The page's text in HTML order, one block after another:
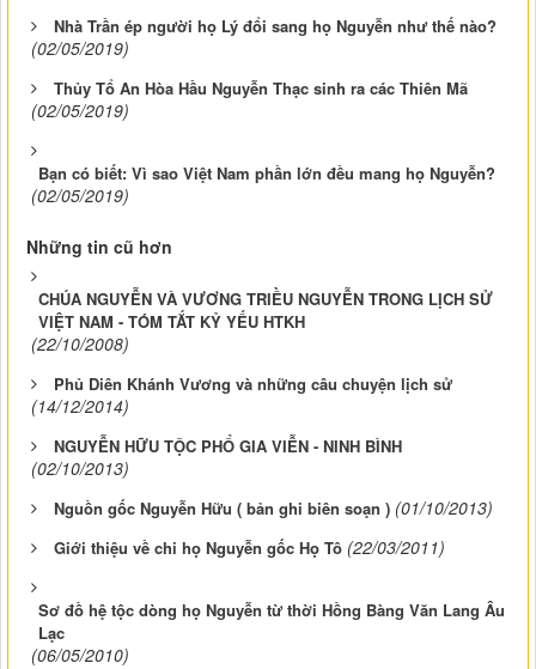
Nhà Trần ép người họ Lý đổi sang họ Nguyễn như thế nào?
(02/05/2019)
Thủy Tổ An Hòa Hầu Nguyễn Thạc sinh ra các Thiên Mã
(02/05/2019)
Bạn có biết: Vì sao Việt Nam phần lớn đều mang họ Nguyễn?
(02/05/2019)
Những tin cũ hơn
CHÚA NGUYỄN VÀ VƯƠNG TRIỀU NGUYỄN TRONG LỊCH SỬ
VIỆT NAM - TÓM TẮT KỶ YẾU HTKH
(22/10/2008)
Phủ Diên Khánh Vương và những câu chuyện lịch sử
(14/12/2014)
NGUYỄN HỮU TỘC PHỔ GIA VIỄN - NINH BÌNH
(02/10/2013)
Nguồn gốc Nguyễn Hữu ( bản ghi biên soạn ) (01/10/2013)
Giới thiệu về chi họ Nguyễn gốc Họ Tô (22/03/2011)
Sơ đồ hệ tộc dòng họ Nguyễn từ thời Hồng Bàng Văn Lang Âu
Lạc
(06/05/2010)